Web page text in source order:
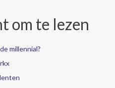
om te lezen
millennial?